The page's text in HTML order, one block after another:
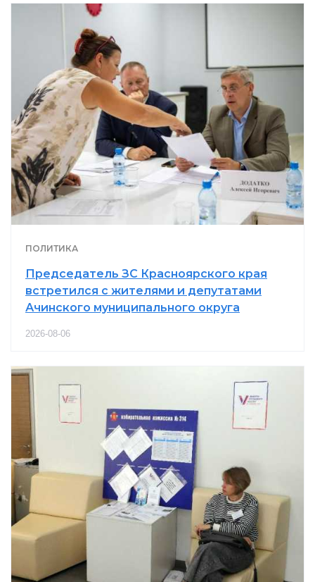
ПОЛИТИКА
Председатель ЗС Красноярского края
встретился с жителями и депутатами
Ачинского муниципального округа
2026-08-06